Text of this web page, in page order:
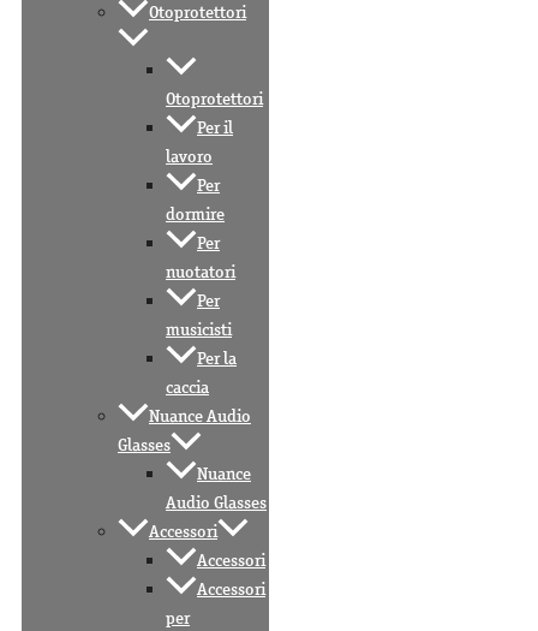
Otoprotettori
Otoprotettori
Per il
lavoro
Per
dormire
Per
nuotatori
Per
musicisti
Per la
caccia
Nuance Audio
Glasses
Nuance
Audio Glasses
Accessori
Accessori
Accessori
per